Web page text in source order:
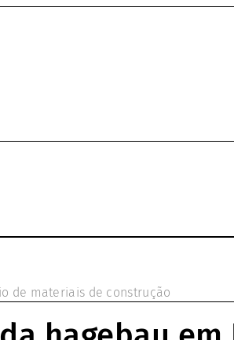
de materiais de construção